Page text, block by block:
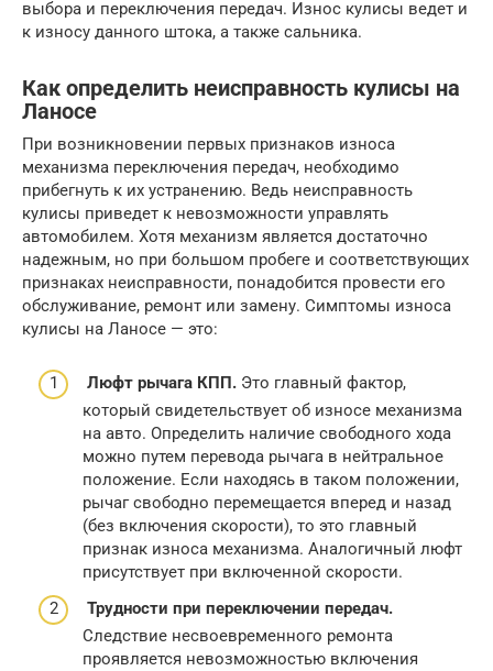
выбора и переключения передач. Износ кулисы ведет и
к износу данного штока, а также сальника.
Как определить неисправность кулисы на
Ланосе
При возникновении первых признаков износа
механизма переключения передач, необходимо
прибегнуть к их устранению. Ведь неисправность
кулисы приведет к невозможности управлять
автомобилем. Хотя механизм является достаточно
надежным, но при большом пробеге и соответствующих
признаках неисправности, понадобится провести его
обслуживание, ремонт или замену. Симптомы износа
кулисы на Ланосе — это:
Люфт рычага КПП. Это главный фактор,
который свидетельствует об износе механизма
на авто. Определить наличие свободного хода
можно путем перевода рычага в нейтральное
положение. Если находясь в таком положении,
рычаг свободно перемещается вперед и назад
(без включения скорости), то это главный
признак износа механизма. Аналогичный люфт
присутствует при включенной скорости.
Трудности при переключении передач.
Следствие несвоевременного ремонта
проявляется невозможностью включения